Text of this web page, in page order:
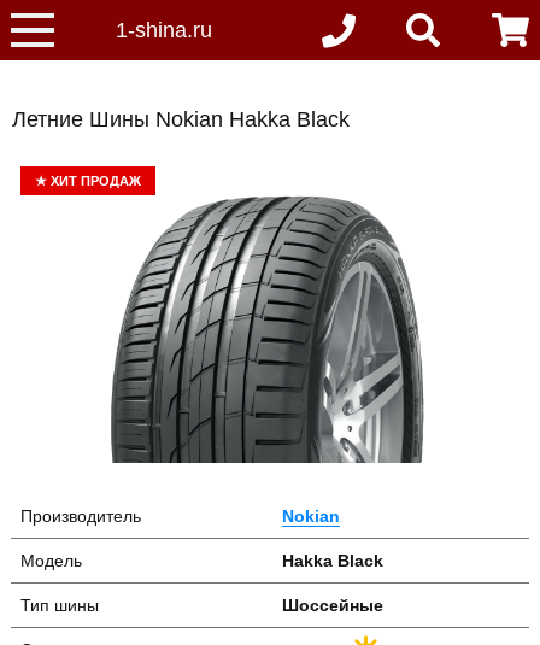
Летние Шины Nokian Hakka Black
★ХИТ ПРОДАЖ
Производитель Nokian
Модель Hakka Black
Тип шины Шоссейные